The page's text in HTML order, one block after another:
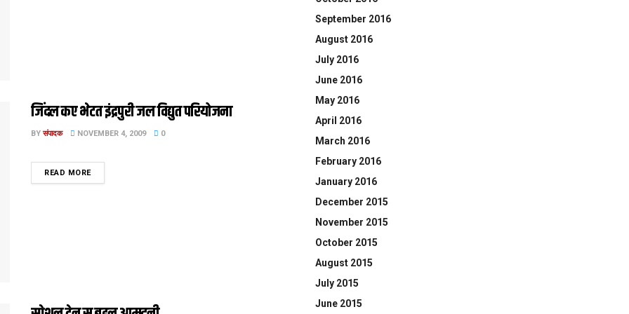
जिंदल कए भेटत इंद्रपुरी जल विद्युत परियोजना
BY संपादक NOVEMBER 4, 2009 0
READ MOREDETAILS
September 2016
August 2016
July 2016
June 2016
May 2016
April 2016
March 2016
February 2016
January 2016
December 2015
November 2015
October 2015
August 2015
July 2015
June 2015